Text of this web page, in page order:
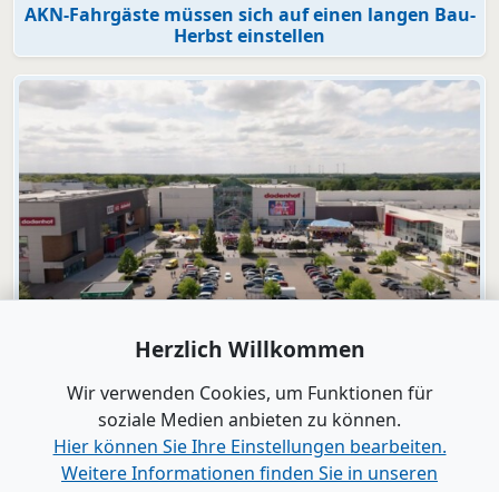
AKN-Fahrgäste müssen sich auf einen langen Bau-
Herbst einstellen
dodenhof
dodenhof als Arbeitgeber in Kaltenkirchen
Alle Videos anzeigen
Herzlich Willkommen
Wir verwenden Cookies, um Funktionen für
soziale Medien anbieten zu können.
Hier können Sie Ihre Einstellungen bearbeiten.
Weitere Informationen finden Sie in unseren